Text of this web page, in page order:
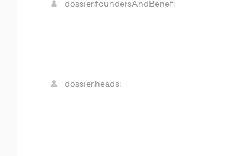
dossier.foundersAndBenef:
dossier.heads: